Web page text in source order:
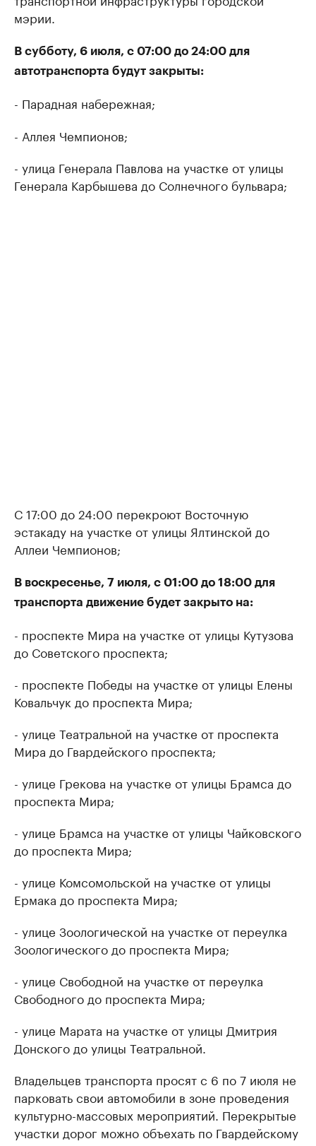
мэрии.
В субботу, 6 июля, с 07:00 до 24:00 для
автотранспорта будут закрыты:
- Парадная набережная;
- Аллея Чемпионов;
- улица Генерала Павлова на участке от улицы
Генерала Карбышева до Солнечного бульвара;
С 17:00 до 24:00 перекроют Восточную
эстакаду на участке от улицы Ялтинской до
Аллеи Чемпионов;
В воскресенье, 7 июля, с 01:00 до 18:00 для
транспорта движение будет закрыто на:
- проспекте Мира на участке от улицы Кутузова
до Советского проспекта;
- проспекте Победы на участке от улицы Елены
Ковальчук до проспекта Мира;
- улице Театральной на участке от проспекта
Мира до Гвардейского проспекта;
- улице Грекова на участке от улицы Брамса до
проспекта Мира;
- улице Брамса на участке от улицы Чайковского
до проспекта Мира;
- улице Комсомольской на участке от улицы
Ермака до проспекта Мира;
- улице Зоологической на участке от переулка
Зоологического до проспекта Мира;
- улице Свободной на участке от переулка
Свободного до проспекта Мира;
- улице Марата на участке от улицы Дмитрия
Донского до улицы Театральной.
Владельцев транспорта просят с 6 по 7 июля не
парковать свои автомобили в зоне проведения
культурно-массовых мероприятий. Перекрытые
участки дорог можно объехать по Гвардейскому